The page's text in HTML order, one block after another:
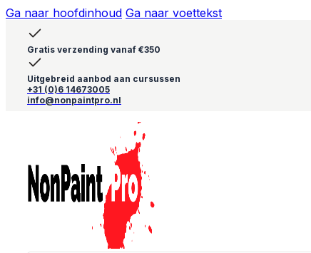
Ga naar hoofdinhoud Ga naar voettekst
Gratis verzending vanaf €350
Uitgebreid aanbod aan cursussen
+31 (0)6 14673005
info@nonpaintpro.nl